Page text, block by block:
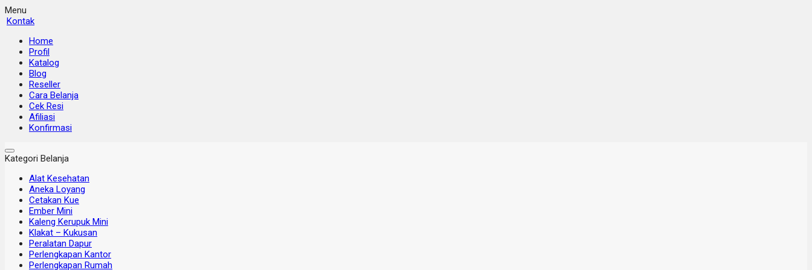
Menu
Kontak
Home
Profil
Katalog
Blog
Reseller
Cara Belanja
Cek Resi
Afiliasi
Konfirmasi
Kategori Belanja
Alat Kesehatan
Aneka Loyang
Cetakan Kue
Ember Mini
Kaleng Kerupuk Mini
Klakat – Kukusan
Peralatan Dapur
Perlengkapan Kantor
Perlengkapan Rumah